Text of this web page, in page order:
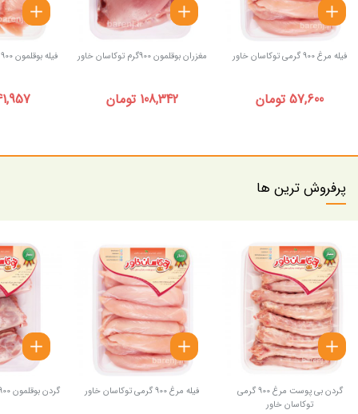
فیله مرغ 900 گرمی توکاسان خاور
57,600 تومان
مغزران بوقلمون 900گرم توکاسان خاور
108,342 تومان
فیله بوقلمون 900 گرمی توکاسان خاور
141,957
پرفروش ترین ها
گردن بی پوست مرغ 900 گرمی
توکاسان خاور
فیله مرغ 900 گرمی توکاسان خاور گردن بوقلمون 900 گرمی توکاسان خاور